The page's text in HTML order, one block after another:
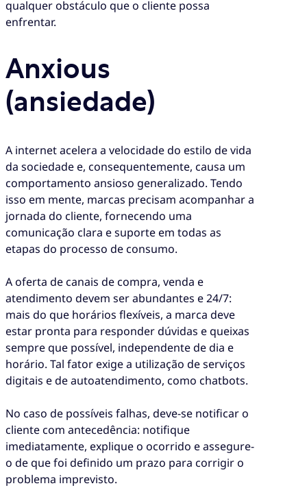
qualquer obstáculo que o cliente possa
enfrentar.
Anxious
(ansiedade)
A internet acelera a velocidade do estilo de vida
da sociedade e, consequentemente, causa um
comportamento ansioso generalizado. Tendo
isso em mente, marcas precisam acompanhar a
jornada do cliente, fornecendo uma
comunicação clara e suporte em todas as
etapas do processo de consumo.
A oferta de canais de compra, venda e
atendimento devem ser abundantes e 24/7:
mais do que horários flexíveis, a marca deve
estar pronta para responder dúvidas e queixas
sempre que possível, independente de dia e
horário. Tal fator exige a utilização de serviços
digitais e de autoatendimento, como chatbots.
No caso de possíveis falhas, deve-se notificar o
cliente com antecedência: notifique
imediatamente, explique o ocorrido e assegure-
o de que foi definido um prazo para corrigir o
problema imprevisto.